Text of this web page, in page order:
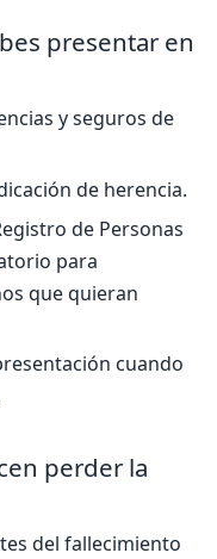
presentar en
y seguros de
de herencia.
de Personas
para
que quieran
cuando
perder la
del fallecimiento